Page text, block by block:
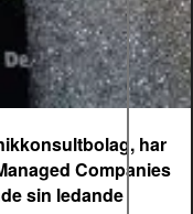
har
Companies
sin ledande